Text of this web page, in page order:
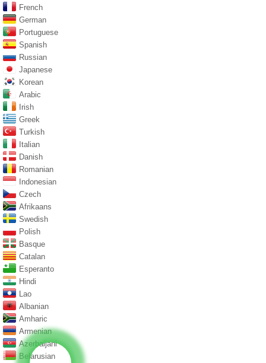
French
German
Portuguese
Spanish
Russian
Japanese
Korean
Arabic
Irish
Greek
Turkish
Italian
Danish
Romanian
Indonesian
Czech
Afrikaans
Swedish
Polish
Basque
Catalan
Esperanto
Hindi
Lao
Albanian
Amharic
Armenian
Azerbaijani
Belarusian